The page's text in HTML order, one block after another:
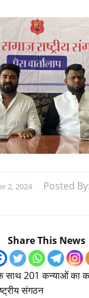
2, 2024 Posted By:
Share This News
साथ 201 कन्याओं का
संगठन